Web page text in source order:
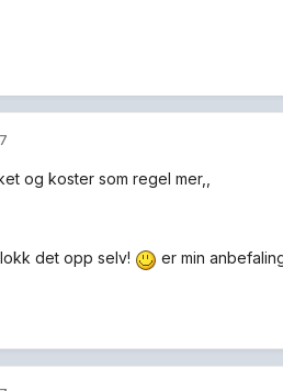
og koster som regel mer,,
det opp selv! er min